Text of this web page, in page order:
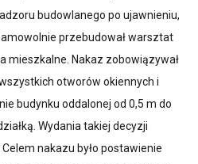
budowlanego po ujawnieniu,
przebudował warsztat
mieszkalne. Nakaz zobowiązywał
otworów okiennych i
budynku oddalonej od 0,5 m do
Wydania takiej decyzji
nakazu było postawienie